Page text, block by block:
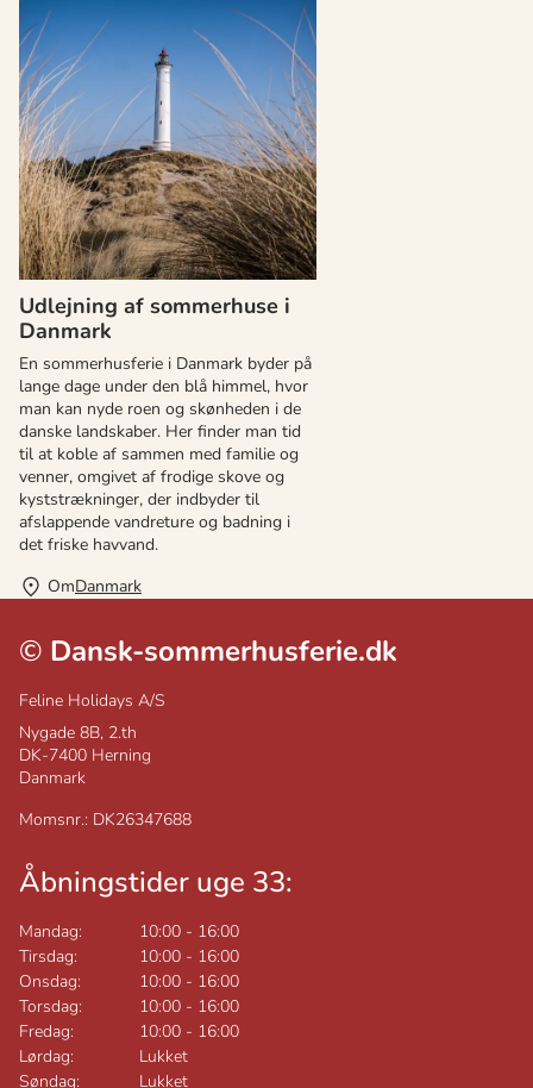
Udlejning af sommerhuse i
Danmark
En sommerhusferie i Danmark byder på
lange dage under den blå himmel, hvor
man kan nyde roen og skønheden i de
danske landskaber. Her finder man tid
til at koble af sammen med familie og
venner, omgivet af frodige skove og
kyststrækninger, der indbyder til
afslappende vandreture og badning i
det friske havvand.
OmDanmark
© Dansk-sommerhusferie.dk
Feline Holidays A/S
Nygade 8B, 2.th
DK-7400 Herning
Danmark
Momsnr.: DK26347688
Åbningstider uge 33:
Mandag: 10:00 - 16:00
Tirsdag:
10:00 - 16:00
Onsdag:
10:00 - 16:00
Torsdag:
10:00 - 16:00
Fredag:
10:00 - 16:00
Lørdag:
Lukket
Søndag:
Lukket